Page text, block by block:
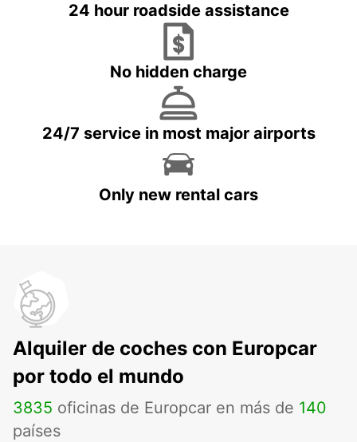
24 hour roadside assistance
No hidden charge
24/7 service in most major airports
Only new rental cars
Alquiler de coches con Europcar
por todo el mundo
3835 oficinas de Europcar en más de 140
países